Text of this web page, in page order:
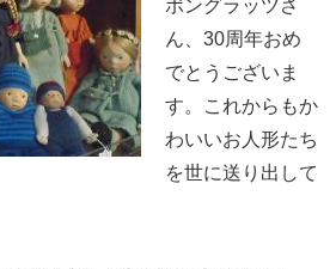
ポングラッツさ
ん、30周年おめ
でとうございま
す。これからもか
わいいお人形たち
を世に送り出して